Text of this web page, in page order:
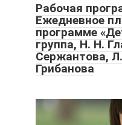
Рабочая
Ежедневное
программе
группа, Н. Н.
Сержантова,
Грибанова